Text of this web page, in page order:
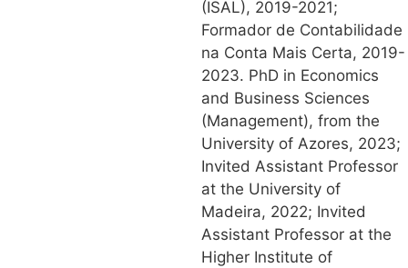
(ISAL), 2019-2021;
Formador de Contabilidade
na Conta Mais Certa, 2019-
2023. PhD in Economics
and Business Sciences
(Management), from the
University of Azores, 2023;
Invited Assistant Professor
at the University of
Madeira, 2022; Invited
Assistant Professor at the
Higher Institute of